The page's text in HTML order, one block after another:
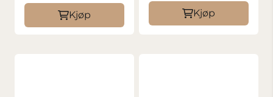
Kjøp Kjøp